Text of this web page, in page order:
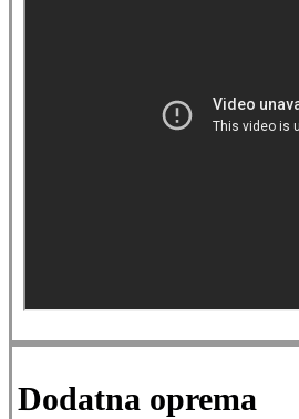
Dodatna oprema